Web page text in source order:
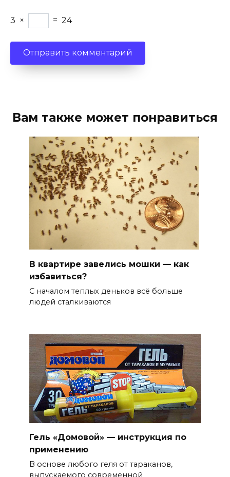
3 × = 24
Вам также может понравиться
В квартире завелись мошки — как
избавиться?
С началом теплых деньков всё больше
людей сталкиваются
Гель «Домовой» — инструкция по
применению
В основе любого геля от тараканов,
выпускаемого современной